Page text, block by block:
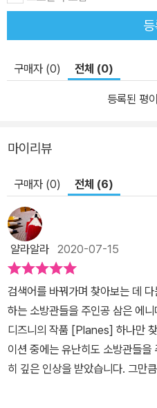
이 바쁘게 움직이고 있는지 확인할 수 있을 거
두려움보다 훨씬 세!” 세상에서
모든 것 어릴 적, 누구라도 한 번
되는 꿈을 가져 봤을 거예요. 소
우리나라에서는 일 년에 한 번씩
요. 필기시험과 체력 테스트, 면접
는 누구든 응시할 수 있지만, 소
요. 소방관의 주된 업무는 뭐니
런데 화재 현장은 엄청나게 다양
불길이 어떻게 시작되었는지에 따
화재 현장에 출동했을 때 상황을
필요하답니다. 또, 뜨거운 불길과
려면 용기와 담력도 갖춰야 하고
이 최우선이기 때문에, 사람을 구
침되어야 한답니다. 출동하지 않는 시간에도 쉴 틈은 없어요. 소방관
에게는 자신을 단련하는 꾸준한
르게 움직이려면 소방 장비를 점
하지요. 체력 단련, 길 찾기 훈련,
구매자 (0) 전체 (0)
등록된 평
마이리뷰
구매자 (0) 전체 (6)
얄라알라 2020-07-15
검색어를 바꿔가며 찾아보는 데
하는 소방관들을 주인공 삼은 에
디즈니의 작품 [Planes] 하나만
이션 중에는 유난히도 소방관들
히 깊은 인상을 받았습니다. 그만